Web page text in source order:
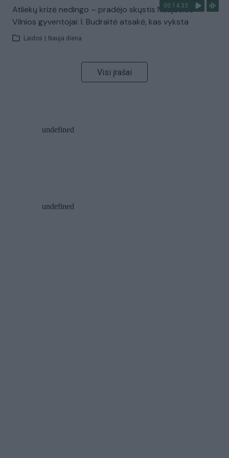
00:14:33
Atliekų krizė nedingo – pradėjo skųstis Naujosios
Vilnios gyventojai: I. Budraitė atsakė, kas vyksta
Laidos Nauja diena
Visi įrašai